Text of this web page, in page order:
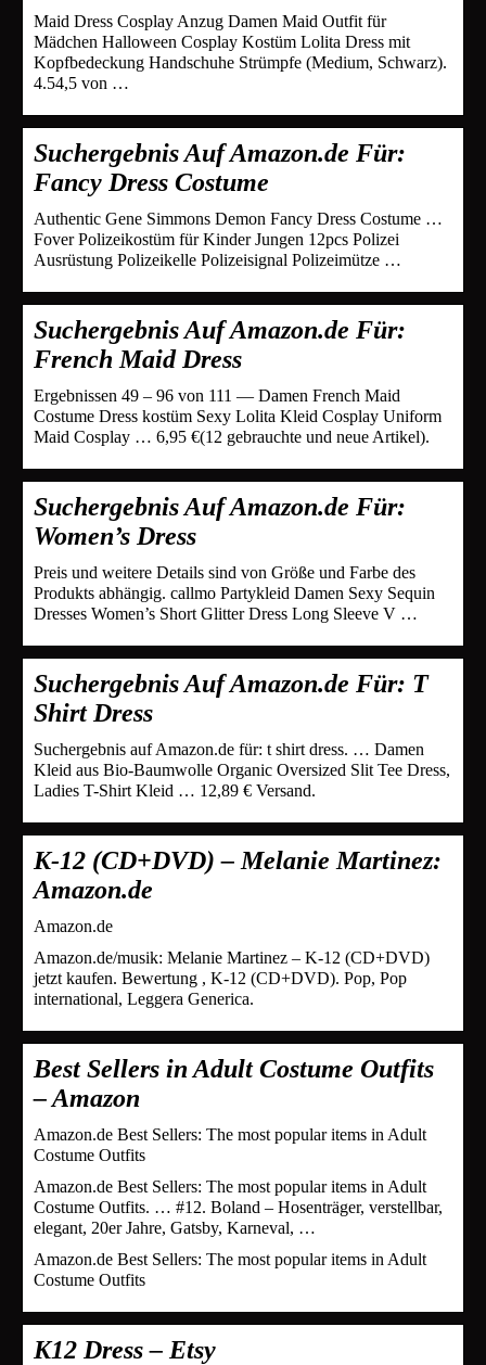
Maid Dress Cosplay Anzug Damen Maid Outfit für
Mädchen Halloween Cosplay Kostüm Lolita Dress mit
Kopfbedeckung Handschuhe Strümpfe (Medium, Schwarz).
4.54,5 von …
Suchergebnis Auf Amazon.de Für:
Fancy Dress Costume
Authentic Gene Simmons Demon Fancy Dress Costume …
Fover Polizeikostüm für Kinder Jungen 12pcs Polizei
Ausrüstung Polizeikelle Polizeisignal Polizeimütze …
Suchergebnis Auf Amazon.de Für:
French Maid Dress
Ergebnissen 49 – 96 von 111 — Damen French Maid
Costume Dress kostüm Sexy Lolita Kleid Cosplay Uniform
Maid Cosplay … 6,95 €(12 gebrauchte und neue Artikel).
Suchergebnis Auf Amazon.de Für:
Women’s Dress
Preis und weitere Details sind von Größe und Farbe des
Produkts abhängig. callmo Partykleid Damen Sexy Sequin
Dresses Women’s Short Glitter Dress Long Sleeve V …
Suchergebnis Auf Amazon.de Für: T
Shirt Dress
Suchergebnis auf Amazon.de für: t shirt dress. … Damen
Kleid aus Bio-Baumwolle Organic Oversized Slit Tee Dress,
Ladies T-Shirt Kleid … 12,89 € Versand.
K-12 (CD+DVD) – Melanie Martinez:
Amazon.de
Amazon.de
Amazon.de/musik: Melanie Martinez – K-12 (CD+DVD)
jetzt kaufen. Bewertung , K-12 (CD+DVD). Pop, Pop
international, Leggera Generica.
Best Sellers in Adult Costume Outfits
– Amazon
Amazon.de Best Sellers: The most popular items in Adult
Costume Outfits
Amazon.de Best Sellers: The most popular items in Adult
Costume Outfits. … #12. Boland – Hosenträger, verstellbar,
elegant, 20er Jahre, Gatsby, Karneval, …
Amazon.de Best Sellers: The most popular items in Adult
Costume Outfits
K12 Dress – Etsy